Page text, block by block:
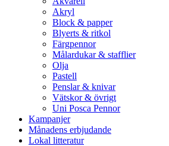
Akryl
Block & papper
Blyerts & ritkol
Färgpennor
Målardukar & stafflier
Olja
Pastell
Penslar & knivar
Vätskor & övrigt
Uni Posca Pennor
Kampanjer
Månadens erbjudande
Lokal litteratur